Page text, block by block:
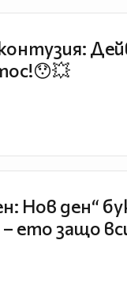
Нов ден“
– ето защо